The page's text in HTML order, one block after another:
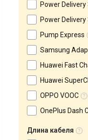
Power Delivery
Power Delivery
Pump Express
Samsung
Huawei Fast
Huawei
OPPO VOOC
OnePlus Dash
Длина кабеля